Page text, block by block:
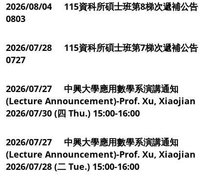
2026/08/04 115資科所碩士班第8梯次遞補公告
0803
2026/07/28 115資科所碩士班第7梯次遞補公告
0727
2026/07/27 中興大學應用數學系演講通知
(Lecture Announcement)-Prof. Xu, Xiaojian
2026/07/30 (四 Thu.) 15:00-16:00
2026/07/27 中興大學應用數學系演講通知
(Lecture Announcement)-Prof. Xu, Xiaojian
2026/07/28 (二 Tue.) 15:00-16:00